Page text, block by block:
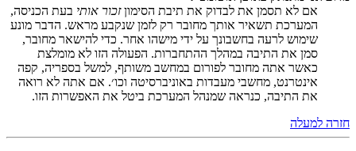
אם לא תסמן את לבדוק את תיבת הסימוןזכור אותי בעת הכניסה,
המערכת תשאיר אותך מחובר רק לזמן שנקבע מראש. הדבר מונע
שימוש לרעה בחשבונך על ידי מישהו אחר. כדי להישאר מחובר,
סמן את התיבה במהלך ההתחברות. הפעולה הזו לא מומלצת
כאשר אתה מחובר לפורום במחשב משותף, למשל בספריה, קפה
אינטרנט, מחשבי מעבדות באוניברסיטה וכו׳. אם אתה לא רואה
את התיבה, כנראה שמנהל המערכת ביטל את האפשרות הזו.
חזרה למעלה